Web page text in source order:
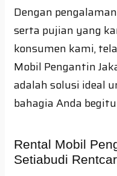
Dengan
serta pujian yang
konsumen kami,
Mobil Pengantin
adalah solusi ideal
bahagia Anda
Rental Mobil
Setiabudi Rentcar